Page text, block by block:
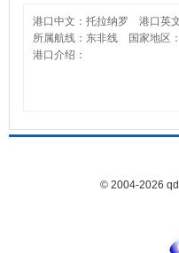
港口中文：托拉纳罗 港口英
所属航线：东非线 国家地区
港口介绍：
© 2004-2026